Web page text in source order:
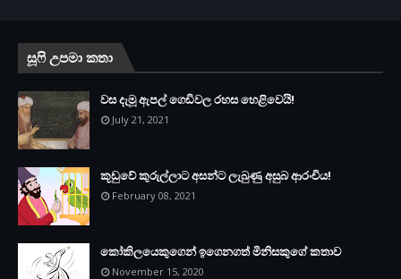
සූෆි උපමා කතා
වස දැමූ ඇපල් ගෙඩිවල රහස හෙළිවෙයි!
July 21, 2021
කූඩුවේ කුරුල්ලාට අසන්ට ලැබුණු අසුබ ආරංචිය!
February 08, 2021
කෝකිලයෙකුගෙන් ඉගෙනගත් මිනිසකුගේ කතාව
November 15, 2020